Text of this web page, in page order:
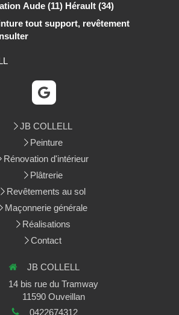
Aude (11) Hérault (34)
tout support, revêtement
JB COLLELL
Peinture
Rénovation d'intérieur
Plâtrerie
Revêtements au sol
Maçonnerie générale
Réalisations
Contact
JB COLLELL
14 bis rue du Tramway
11590 Ouveillan
0422674312